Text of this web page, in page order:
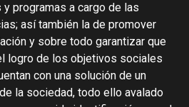
programas a cargo de las
así también la de promover
y sobre todo garantizar que
logro de los objetivos sociales
con una solución de un
la sociedad, todo ello avalado